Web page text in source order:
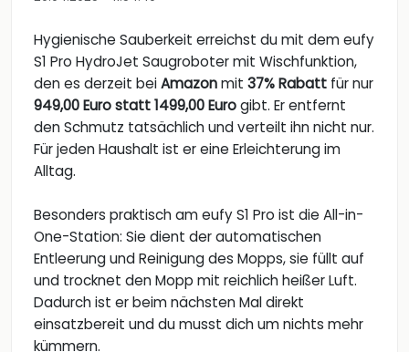
Hygienische Sauberkeit erreichst du mit dem eufy
S1 Pro HydroJet Saugroboter mit Wischfunktion,
den es derzeit beiAmazonmit 37% Rabatt für nur
949,00 Euro statt 1499,00 Eurogibt. Er entfernt
den Schmutz tatsächlich und verteilt ihn nicht nur.
Für jeden Haushalt ist er eine Erleichterung im
Alltag.
Besonders praktisch am eufy S1 Pro ist die All-in-
One-Station: Sie dient der automatischen
Entleerung und Reinigung des Mopps, sie füllt auf
und trocknet den Mopp mit reichlich heißer Luft.
Dadurch ist er beim nächsten Mal direkt
einsatzbereit und du musst dich um nichts mehr
kümmern.